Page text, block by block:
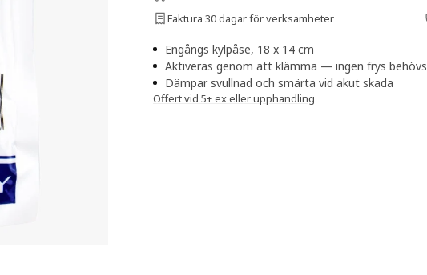
Faktura 30 dagar för verksamheter
Engångs kylpåse, 18 x 14 cm
Aktiveras genom att klämma — ingen frys behövs
Dämpar svullnad och smärta vid akut skada
Offert vid 5+ ex eller upphandling